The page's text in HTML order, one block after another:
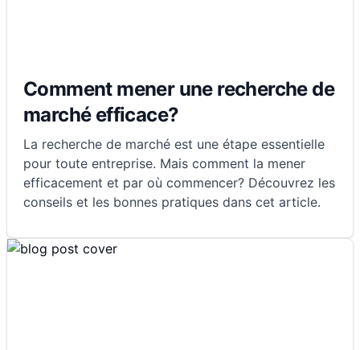
Comment mener une recherche de
marché efficace?
La recherche de marché est une étape essentielle
pour toute entreprise. Mais comment la mener
efficacement et par où commencer? Découvrez les
conseils et les bonnes pratiques dans cet article.